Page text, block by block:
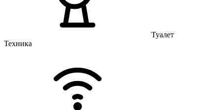
Туалет
Техника